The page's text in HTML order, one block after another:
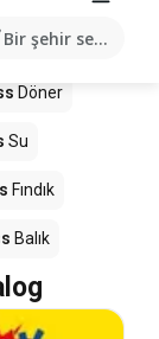
Bir şehir seçin
Hakmar
Döner
Su
Fındık
Balık